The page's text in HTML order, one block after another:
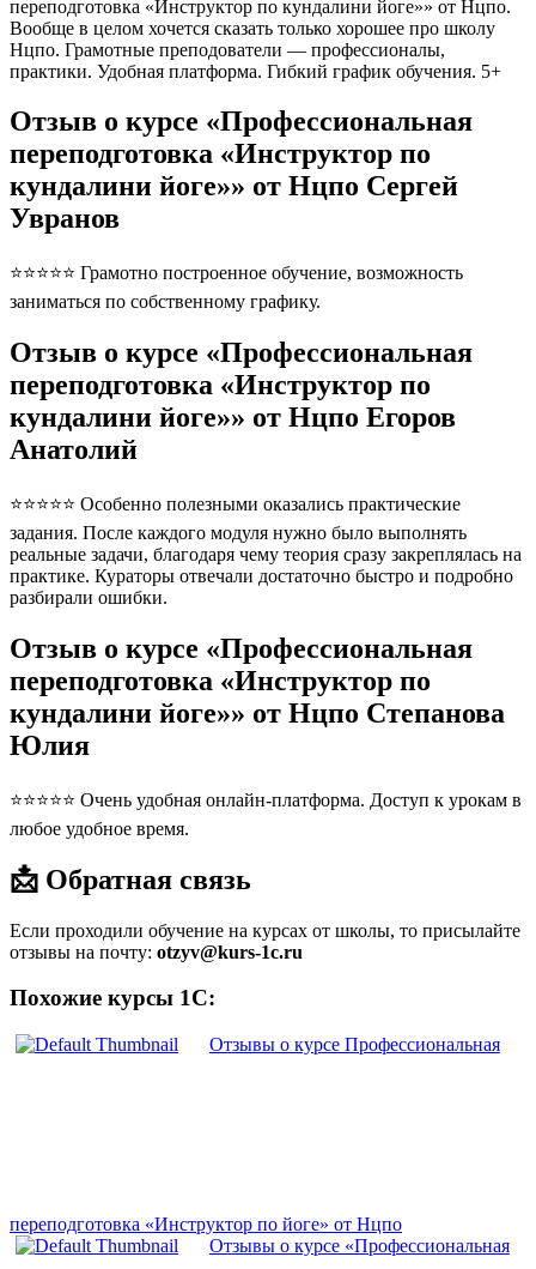
переподготовка «Инструктор по кундалини йоге»» от Нцпо.
Вообще в целом хочется сказать только хорошее про школу
Нцпо. Грамотные преподователи — профессионалы,
практики. Удобная платформа. Гибкий график обучения. 5+
Отзыв о курсе «Профессиональная
переподготовка «Инструктор по
кундалини йоге»» от Нцпо Сергей
Увранов
⭐⭐⭐⭐⭐ Грамотно построенное обучение, возможность
заниматься по собственному графику.
Отзыв о курсе «Профессиональная
переподготовка «Инструктор по
кундалини йоге»» от Нцпо Егоров
Анатолий
⭐⭐⭐⭐⭐ Особенно полезными оказались практические
задания. После каждого модуля нужно было выполнять
реальные задачи, благодаря чему теория сразу закреплялась на
практике. Кураторы отвечали достаточно быстро и подробно
разбирали ошибки.
Отзыв о курсе «Профессиональная
переподготовка «Инструктор по
кундалини йоге»» от Нцпо Степанова
Юлия
⭐⭐⭐⭐⭐ Очень удобная онлайн-платформа. Доступ к урокам в
любое удобное время.
📩 Обратная связь
Если проходили обучение на курсах от школы, то присылайте
отзывы на почту: otzyv@kurs-1c.ru
Похожие курсы 1С:
Отзывы о курсе Профессиональная
переподготовка «Инструктор по йоге» от Нцпо
Отзывы о курсе «Профессиональная